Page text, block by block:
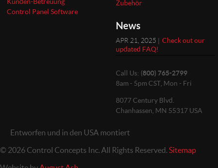
Control Panel Software
Zubehör
News
APR 21, 2025 | Check out our
updated FAQ!
Call Us: (800) 765-2799
8am - 5pm CST, Mon - Fri
8077 Century Blvd.
Chanhassen, MN 55317 USA
Entworfen und in den USA montiert
© 2026 Control Concepts Inc. All Rights Reserved. Sitemap